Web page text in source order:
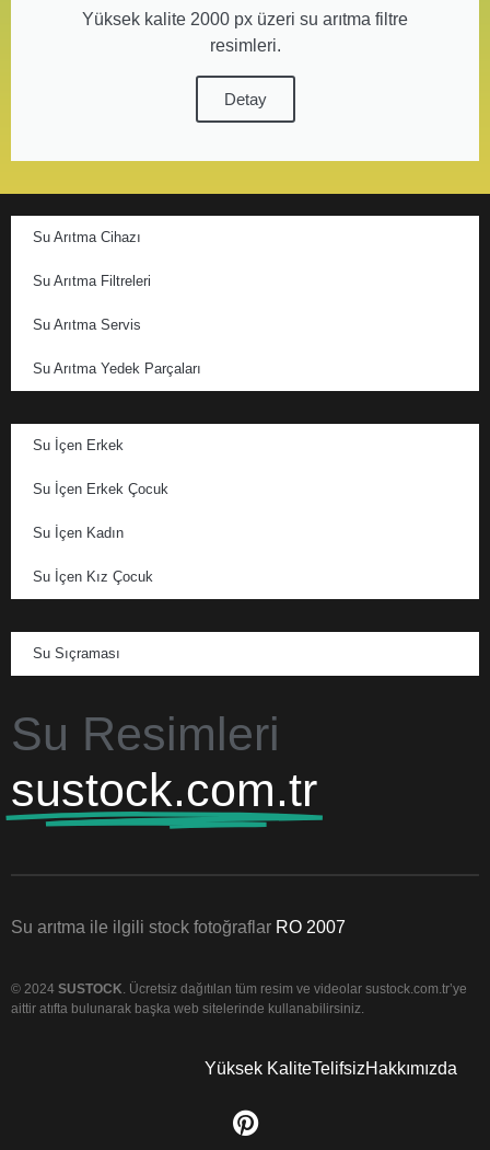
Yüksek kalite 2000 px üzeri su arıtma filtre
resimleri.
Detay
Su Arıtma Cihazı
Su Arıtma Filtreleri
Su Arıtma Servis
Su Arıtma Yedek Parçaları
Su İçen Erkek
Su İçen Erkek Çocuk
Su İçen Kadın
Su İçen Kız Çocuk
Su Sıçraması
Su Resimleri
sustock.com.tr
Su arıtma ile ilgili stock fotoğraflar RO 2007
© 2024 SUSTOCK . Ücretsiz dağıtılan tüm resim ve videolar sustock.com.tr’ye
aittir atıfta bulunarak başka web sitelerinde kullanabilirsiniz.
Yüksek KaliteTelifsizHakkımızda